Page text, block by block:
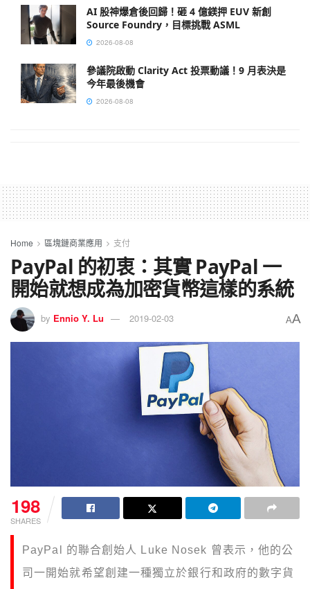
AI 股神爆倉後回歸！砸 4 億鎂押 EUV 新創
Source Foundry，目標挑戰 ASML
2026-08-08
參議院啟動 Clarity Act 投票動議！9 月表決是
今年最後機會
2026-08-08
Home 區塊鏈商業應用 支付
PayPal 的初衷：其實 PayPal 一
開始就想成為加密貨幣這樣的系統
by Ennio Y. Lu 2019-02-03 AA
198
SHARES
PayPal 的聯合創始人 Luke Nosek 曾表示，他的公
司一開始就希望創建一種獨立於銀行和政府的數字貨